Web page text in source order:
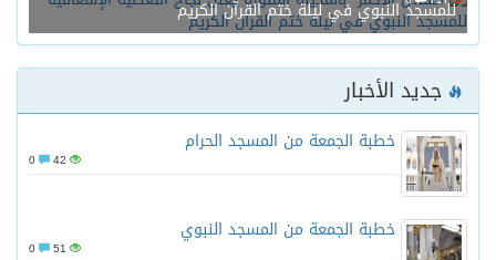
للمسجد النبوي في ليلة ختم القرآن الكريم
جديد الأخبار
خطبة الجمعة من المسجد الحرام
42
خطبة الجمعة من المسجد النبوي
51